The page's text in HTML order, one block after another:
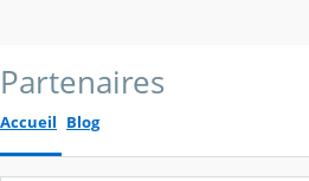
Partenaires
Accueil Blog